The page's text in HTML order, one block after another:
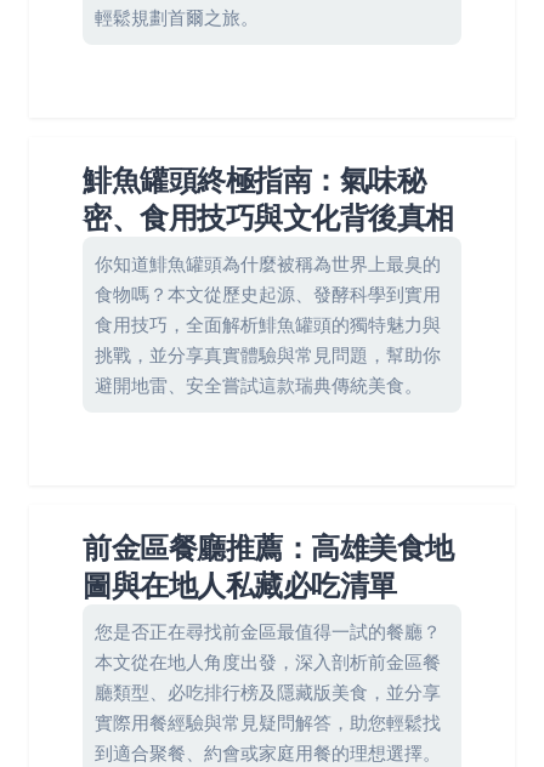
輕鬆規劃首爾之旅。
鯡魚罐頭終極指南：氣味秘
密、食用技巧與文化背後真相
你知道鯡魚罐頭為什麼被稱為世界上最臭的
食物嗎？本文從歷史起源、發酵科學到實用
食用技巧，全面解析鯡魚罐頭的獨特魅力與
挑戰，並分享真實體驗與常見問題，幫助你
避開地雷、安全嘗試這款瑞典傳統美食。
前金區餐廳推薦：高雄美食地
圖與在地人私藏必吃清單
您是否正在尋找前金區最值得一試的餐廳？
本文從在地人角度出發，深入剖析前金區餐
廳類型、必吃排行榜及隱藏版美食，並分享
實際用餐經驗與常見疑問解答，助您輕鬆找
到適合聚餐、約會或家庭用餐的理想選擇。